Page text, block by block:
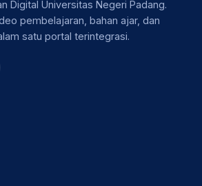
Digital Universitas Negeri Padang.
pembelajaran, bahan ajar, dan
satu portal terintegrasi.